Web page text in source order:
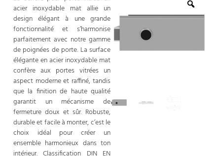
acier inoxydable mat allie un
design élégant à une grande
fonctionnalité et s’harmonise
parfaitement avec notre gamme
de poignées de porte. La surface
élégante en acier inoxydable mat
confère aux portes vitrées un
aspect moderne et raffiné, tandis
que la finition de haute qualité
garantit un mécanisme de
fermeture doux et sûr. Robuste,
durable et facile à monter, c’est le
choix idéal pour créer un
ensemble harmonieux dans ton
intérieur. Classification DIN EN